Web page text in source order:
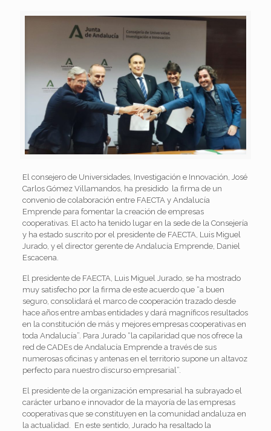
El consejero de Universidades, Investigación e Innovación, José
Carlos Gómez Villamandos, ha presidido la firma de un
convenio de colaboración entre FAECTA y Andalucía
Emprende para fomentar la creación de empresas
cooperativas. El acto ha tenido lugar en la sede de la Consejería
y ha estado suscrito por el presidente de FAECTA, Luis Miguel
Jurado, y el director gerente de Andalucía Emprende, Daniel
Escacena.
El presidente de FAECTA, Luis Miguel Jurado, se ha mostrado
muy satisfecho por la firma de este acuerdo que “a buen
seguro, consolidará el marco de cooperación trazado desde
hace años entre ambas entidades y dará magníficos resultados
en la constitución de más y mejores empresas cooperativas en
toda Andalucía”. Para Jurado “la capilaridad que nos ofrece la
red de CADEs de Andalucía Emprende a través de sus
numerosas oficinas y antenas en el territorio supone un altavoz
perfecto para nuestro discurso empresarial”.
El presidente de la organización empresarial ha subrayado el
carácter urbano e innovador de la mayoría de las empresas
cooperativas que se constituyen en la comunidad andaluza en
la actualidad. En este sentido, Jurado ha resaltado la